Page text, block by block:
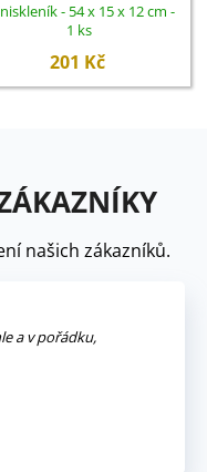
- 54 x 15 x 12 cm -
1 ks
201 Kč
našich zákazníků.
a v pořádku,